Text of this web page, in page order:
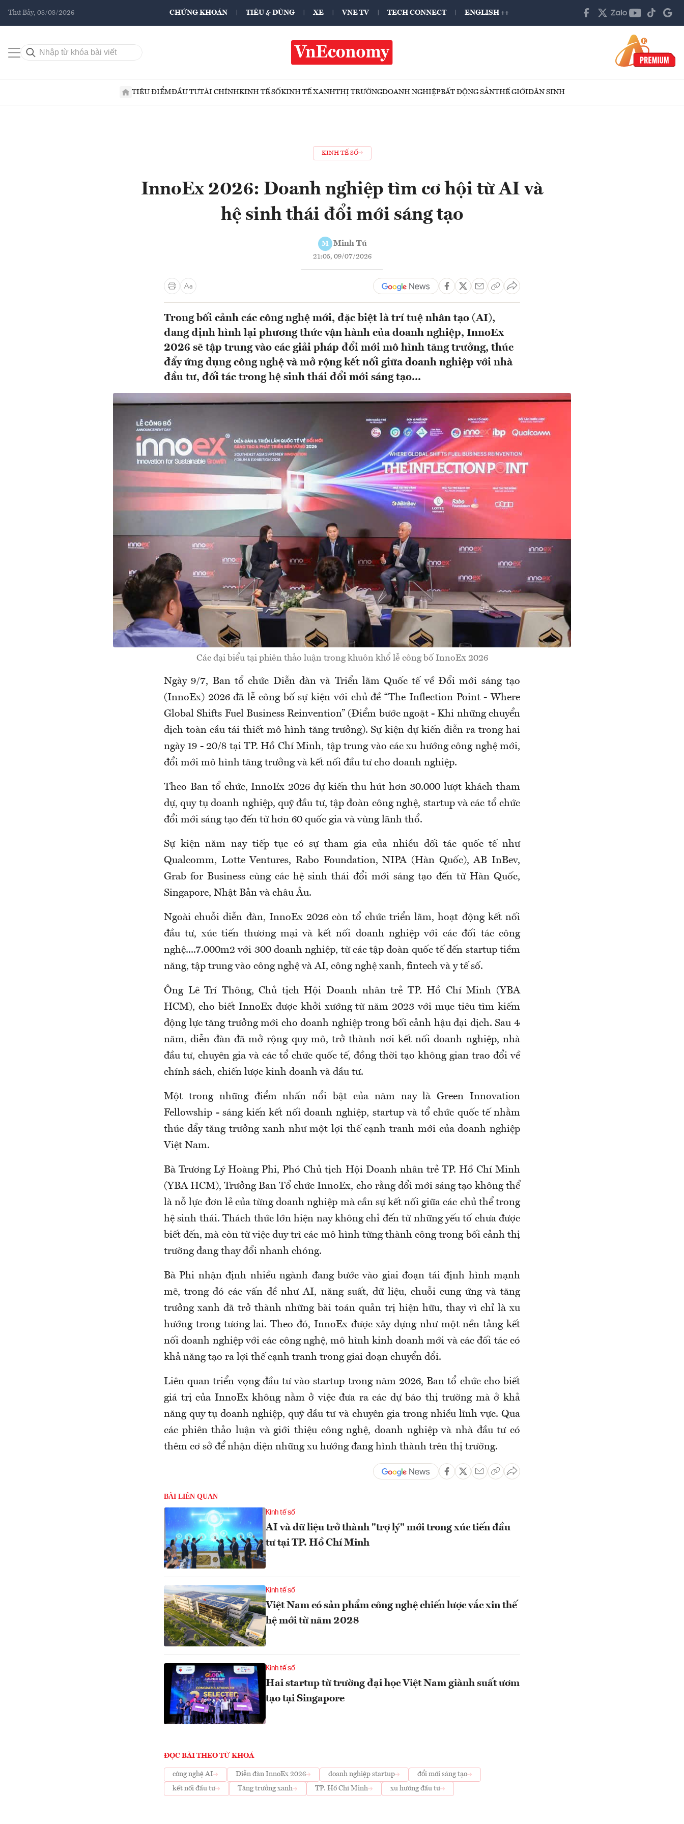
Thứ Bảy, 08/08/2026 CHỨNG KHOÁN TIÊU & DÙNG XE VNE TV TECH CONNECT ENGLISH ++
TIÊU ĐIỂMĐẦU TƯTÀI CHÍNHKINH TẾ SỐKINH TẾ XANHTHỊ TRƯỜNGDOANH NGHIỆPBẤT ĐỘNG SẢNTHẾ GIỚIDÂN SINH
KINH TẾ SỐ
InnoEx 2026: Doanh nghiệp tìm cơ hội từ AI và
hệ sinh thái đổi mới sáng tạo
M Minh Tú
21:05, 09/07/2026
Trong bối cảnh các công nghệ mới, đặc biệt là trí tuệ nhân tạo (AI),
đang định hình lại phương thức vận hành của doanh nghiệp, InnoEx
2026 sẽ tập trung vào các giải pháp đổi mới mô hình tăng trưởng, thúc
đẩy ứng dụng công nghệ và mở rộng kết nối giữa doanh nghiệp với nhà
đầu tư, đối tác trong hệ sinh thái đổi mới sáng tạo...
Các đại biểu tại phiên thảo luận trong khuôn khổ lễ công bố InnoEx 2026
Ngày 9/7, Ban tổ chức Diễn đàn và Triển lãm Quốc tế về Đổi mới sáng tạo
(InnoEx) 2026 đã lễ công bố sự kiện với chủ đề “The Inflection Point - Where
Global Shifts Fuel Business Reinvention” (Điểm bước ngoặt - Khi những chuyển
dịch toàn cầu tái thiết mô hình tăng trưởng). Sự kiện dự kiến diễn ra trong hai
ngày 19 - 20/8 tại TP. Hồ Chí Minh, tập trung vào các xu hướng công nghệ mới,
đổi mới mô hình tăng trưởng và kết nối đầu tư cho doanh nghiệp.
Theo Ban tổ chức, InnoEx 2026 dự kiến thu hút hơn 30.000 lượt khách tham
dự, quy tụ doanh nghiệp, quỹ đầu tư, tập đoàn công nghệ, startup và các tổ chức
đổi mới sáng tạo đến từ hơn 60 quốc gia và vùng lãnh thổ.
Sự kiện năm nay tiếp tục có sự tham gia của nhiều đối tác quốc tế như
Qualcomm, Lotte Ventures, Rabo Foundation, NIPA (Hàn Quốc), AB InBev,
Grab for Business cùng các hệ sinh thái đổi mới sáng tạo đến từ Hàn Quốc,
Singapore, Nhật Bản và châu Âu.
Ngoài chuỗi diễn đàn, InnoEx 2026 còn tổ chức triển lãm, hoạt động kết nối
đầu tư, xúc tiến thương mại và kết nối doanh nghiệp với các đối tác công
nghệ....7.000m2 với 300 doanh nghiệp, từ các tập đoàn quốc tế đến startup tiềm
năng, tập trung vào công nghệ và AI, công nghệ xanh, fintech và y tế số.
Ông Lê Trí Thông, Chủ tịch Hội Doanh nhân trẻ TP. Hồ Chí Minh (YBA
HCM), cho biết InnoEx được khởi xướng từ năm 2023 với mục tiêu tìm kiếm
động lực tăng trưởng mới cho doanh nghiệp trong bối cảnh hậu đại dịch. Sau 4
năm, diễn đàn đã mở rộng quy mô, trở thành nơi kết nối doanh nghiệp, nhà
đầu tư, chuyên gia và các tổ chức quốc tế, đồng thời tạo không gian trao đổi về
chính sách, chiến lược kinh doanh và đầu tư.
Một trong những điểm nhấn nổi bật của năm nay là Green Innovation
Fellowship - sáng kiến kết nối doanh nghiệp, startup và tổ chức quốc tế nhằm
thúc đẩy tăng trưởng xanh như một lợi thế cạnh tranh mới của doanh nghiệp
Việt Nam.
Bà Trương Lý Hoàng Phi, Phó Chủ tịch Hội Doanh nhân trẻ TP. Hồ Chí Minh
(YBA HCM), Trưởng Ban Tổ chức InnoEx, cho rằng đổi mới sáng tạo không thể
là nỗ lực đơn lẻ của từng doanh nghiệp mà cần sự kết nối giữa các chủ thể trong
hệ sinh thái. Thách thức lớn hiện nay không chỉ đến từ những yếu tố chưa được
biết đến, mà còn từ việc duy trì các mô hình từng thành công trong bối cảnh thị
trường đang thay đổi nhanh chóng.
Bà Phi nhận định nhiều ngành đang bước vào giai đoạn tái định hình mạnh
mẽ, trong đó các vấn đề như AI, năng suất, dữ liệu, chuỗi cung ứng và tăng
trưởng xanh đã trở thành những bài toán quản trị hiện hữu, thay vì chỉ là xu
hướng trong tương lai. Theo đó, InnoEx được xây dựng như một nền tảng kết
nối doanh nghiệp với các công nghệ, mô hình kinh doanh mới và các đối tác có
khả năng tạo ra lợi thế cạnh tranh trong giai đoạn chuyển đổi.
Liên quan triển vọng đầu tư vào startup trong năm 2026, Ban tổ chức cho biết
giá trị của InnoEx không nằm ở việc đưa ra các dự báo thị trường mà ở khả
năng quy tụ doanh nghiệp, quỹ đầu tư và chuyên gia trong nhiều lĩnh vực. Qua
các phiên thảo luận và giới thiệu công nghệ, doanh nghiệp và nhà đầu tư có
thêm cơ sở để nhận diện những xu hướng đang hình thành trên thị trường.
BÀI LIÊN QUAN
Kinh tế số
AI và dữ liệu trở thành "trợ lý" mới trong xúc tiến đầu
tư tại TP. Hồ Chí Minh
Kinh tế số
Việt Nam có sản phẩm công nghệ chiến lược vắc xin thế
hệ mới từ năm 2028
Kinh tế số
Hai startup từ trường đại học Việt Nam giành suất ươm
tạo tại Singapore
ĐỌC BÀI THEO TỪ KHOÁ
công nghệ AI Diễn đàn InnoEx 2026 doanh nghiệp startup
đổi mới sáng tạo
kết nối đầu tư
Tăng trưởng xanh TP. Hồ Chí Minh xu hướng đầu tư